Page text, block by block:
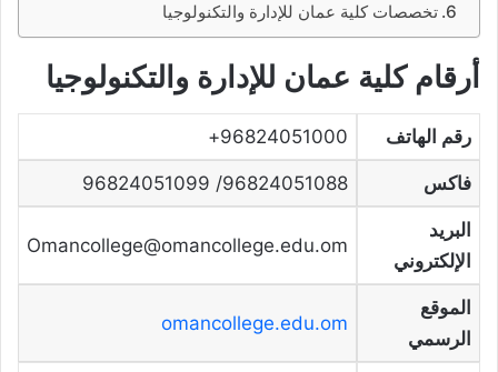
تخصصات كلية عمان للإدارة والتكنولوجيا
أرقام كلية عمان للإدارة والتكنولوجيا
رقم الهاتف 96824051000+
فاكس 96824051088/ 96824051099
البريد
الإلكتروني
Omancollege@omancollege.edu.om
الموقع
الرسمي
omancollege.edu.om